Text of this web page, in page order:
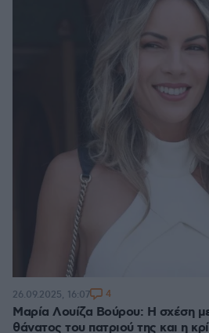
Μαρία Λουίζα Βούρου: Η σχέση
θάνατος του πατριού της και η
26.09.2025, 16:07 4